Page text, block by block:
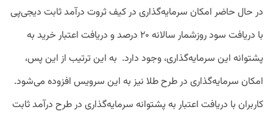
در حال حاضر امکان سرمایه‌گذاری در کیف ثروت درآمد ثابت دیجی‌پی
با دریافت سود روزشمار سالانه ۲۰ درصد و دریافت اعتبار خرید به
پشتوانه این سرمایه‌گذاری، وجود دارد. به این ترتیب از این پس،
امکان سرمایه‌گذاری در طرح طلا نیز به این سرویس افزوده می‌شود.
کاربران با دریافت اعتبار به پشتوانه سرمایه‌گذاری در طرح درآمد ثابت